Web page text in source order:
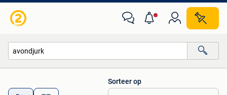
Sorteer op